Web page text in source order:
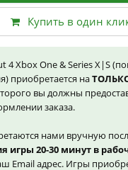
Купить в один
4 Xbox One & Series X|S
приобретается на
вы должны
заказа.
нами вручную
игры 20-30 минут в
Email адрес. Игры